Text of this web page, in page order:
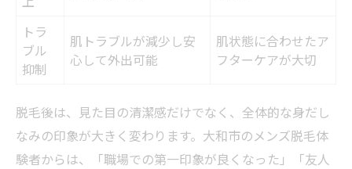
トラ
ブル
抑制
肌トラブルが減少し安
心して外出可能
肌状態に合わせたア
フターケアが大切
脱毛後は、見た目の清潔感だけでなく、全体的な身だし
なみの印象が大きく変わります。大和市のメンズ脱毛体
験者からは、「職場での第一印象が良くなった」「友人